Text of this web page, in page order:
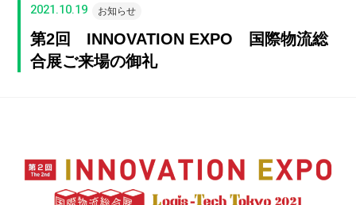
2021.10.19 お知らせ
第2回 INNOVATION EXPO 国際物流総
合展ご来場の御礼